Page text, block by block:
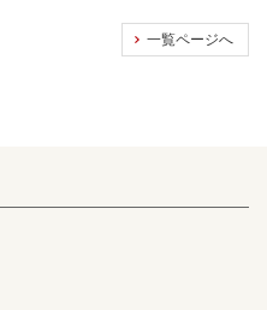
一覧ページへ